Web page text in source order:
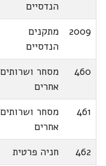
הנדסיים
2009
מתקנים
הנדסיים
460
מסחר ושרותים
אחרים
461
מסחר ושרותים
אחרים
462 חניה פרטית